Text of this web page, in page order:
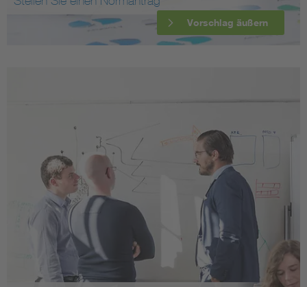
Vorschlag äußern